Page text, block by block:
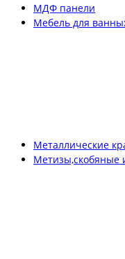
МДФ панели
Мебель для
Металлические
Метизы,скобяные